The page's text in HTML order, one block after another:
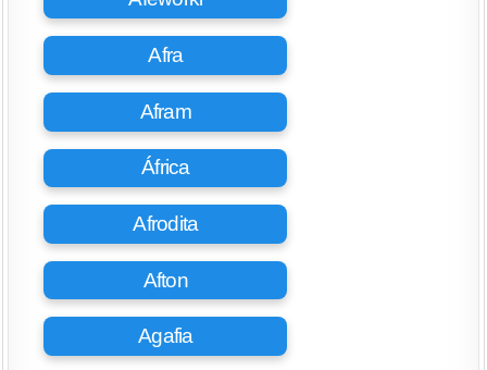
Afra
Afram
África
Afrodita
Afton
Agafia